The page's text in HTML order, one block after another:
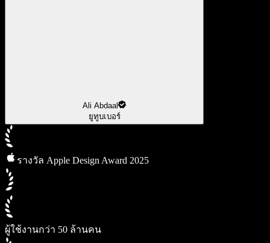
Ali Abdaal
ยูทูบเบอร์
รางวัล Apple Design Award 2025
ผู้ใช้งานกว่า 50 ล้านคน